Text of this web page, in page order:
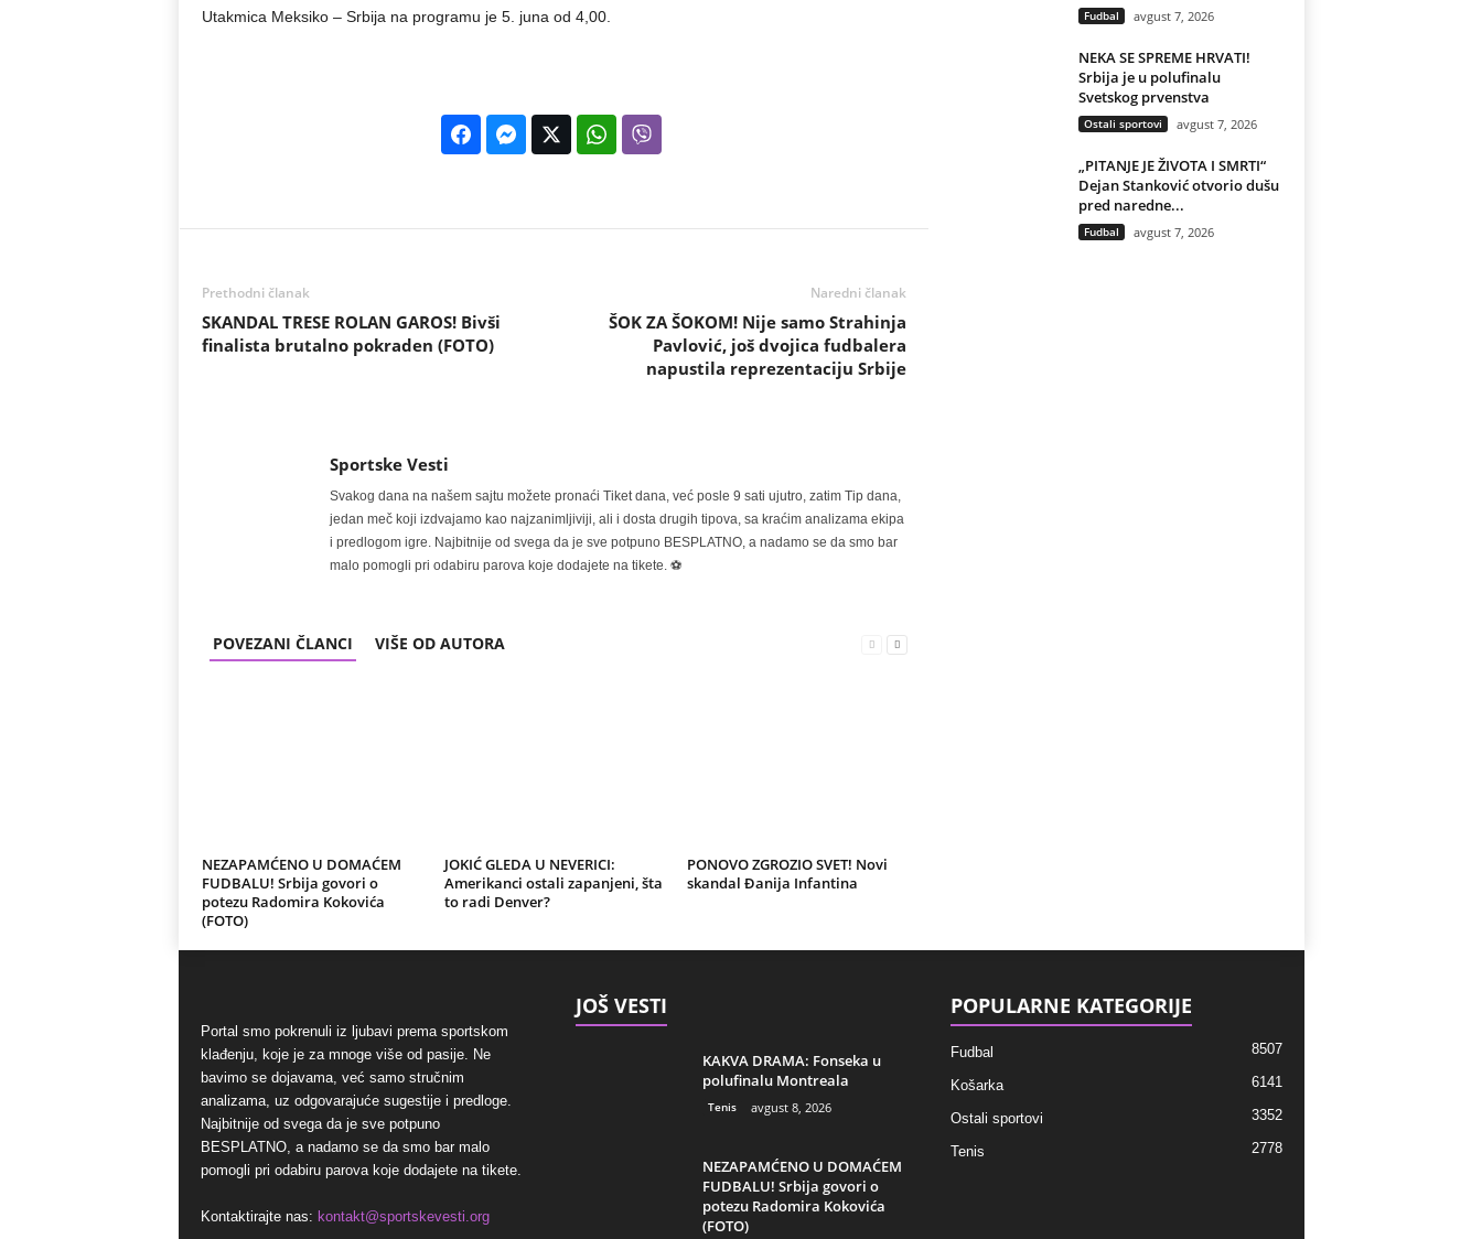
Utakmica Meksiko – Srbija na programu je 5. juna od 4,00.
Prethodni članak
SKANDAL TRESE ROLAN GAROS! Bivši
finalista brutalno pokraden (FOTO)
Naredni članak
ŠOK ZA ŠOKOM! Nije samo Strahinja
Pavlović, još dvojica fudbalera
napustila reprezentaciju Srbije
Sportske Vesti
Svakog dana na našem sajtu možete pronaći Tiket dana, već posle 9 sati ujutro, zatim Tip dana,
jedan meč koji izdvajamo kao najzanimljiviji, ali i dosta drugih tipova, sa kraćim analizama ekipa
i predlogom igre. Najbitnije od svega da je sve potpuno BESPLATNO, a nadamo se da smo bar
malo pomogli pri odabiru parova koje dodajete na tikete. ⚽
POVEZANI ČLANCI VIŠE OD AUTORA
NEZAPAMĆENO U DOMAĆEM
FUDBALU! Srbija govori o
potezu Radomira Kokovića
(FOTO)
JOKIĆ GLEDA U NEVERICI:
Amerikanci ostali zapanjeni, šta
to radi Denver?
PONOVO ZGROZIO SVET! Novi
skandal Đanija Infantina
Fudbal avgust 7, 2026
NEKA SE SPREME HRVATI!
Srbija je u polufinalu
Svetskog prvenstva
Ostali sportovi avgust 7, 2026
„PITANJE JE ŽIVOTA I SMRTI“
Dejan Stanković otvorio dušu
pred naredne...
Fudbal avgust 7, 2026
Portal smo pokrenuli iz ljubavi prema sportskom
klađenju, koje je za mnoge više od pasije. Ne
bavimo se dojavama, već samo stručnim
analizama, uz odgovarajuće sugestije i predloge.
Najbitnije od svega da je sve potpuno
BESPLATNO, a nadamo se da smo bar malo
pomogli pri odabiru parova koje dodajete na tikete.
Kontaktirajte nas: kontakt@sportskevesti.org
JOŠ VESTI
KAKVA DRAMA: Fonseka u
polufinalu Montreala
Tenis avgust 8, 2026
NEZAPAMĆENO U DOMAĆEM
FUDBALU! Srbija govori o
potezu Radomira Kokovića
(FOTO)
POPULARNE KATEGORIJE
Fudbal 8507
Košarka 6141
Ostali sportovi 3352
Tenis 2778